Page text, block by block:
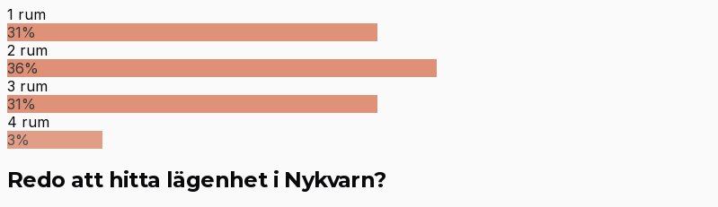
1 rum
31%
2 rum
36%
3 rum
31%
4 rum
3%
Redo att hitta lägenhet i Nykvarn?